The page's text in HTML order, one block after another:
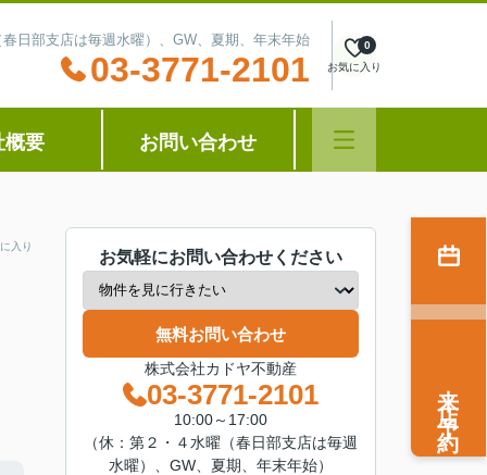
日部支店は毎週水曜）、GW、夏期、年末年始
03-3771-2101 お気に入り
0
概要 お問い合わせ
入り
お気軽にお問い合わせください
無料お問い合わせ
株式会社カドヤ不動産
03-3771-2101
10:00～17:00
（休：第２・４水曜（春日部支店は毎週
水曜）、GW、夏期、年末年始）
来店予約